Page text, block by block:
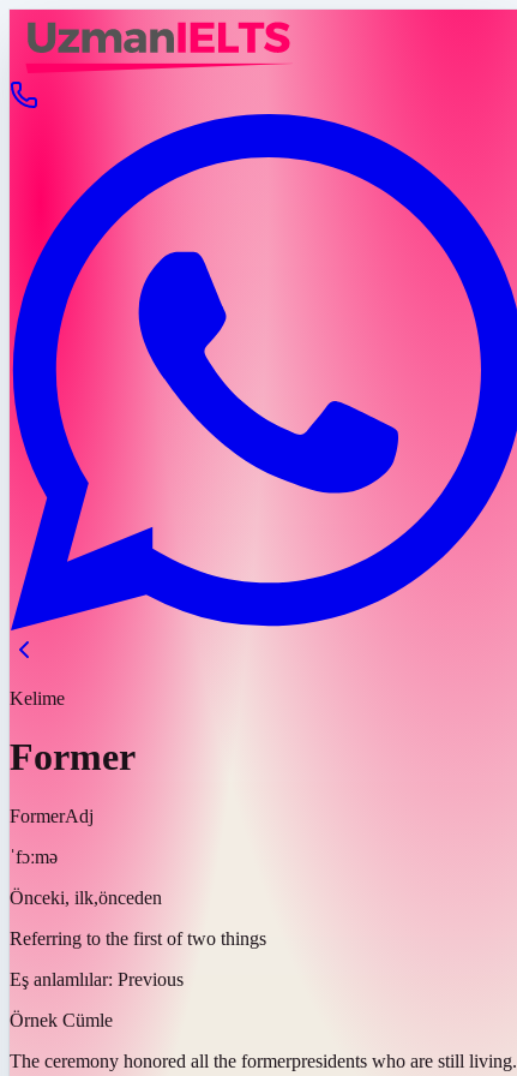
Kelime
Former
FormerAdj
ˈfɔːmə
Önceki, ilk,önceden
Referring to the first of two things
Eş anlamlılar: Previous
Örnek Cümle
The ceremony honored all the formerpresidents who are still living.